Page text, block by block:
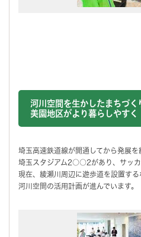
河川空間を生かしたまちづく
美園地区がより暮らしやすく
埼玉高速鉄道線が開通してから発展
埼玉スタジアム2○○2があり、サッカ
現在、綾瀬川周辺に遊歩道を設置する
河川空間の活用計画が進んでいます。